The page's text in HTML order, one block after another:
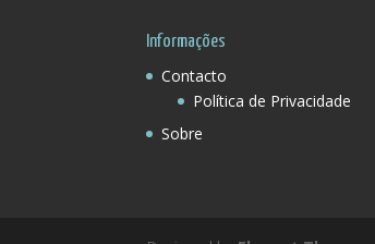
Informações
Contacto
Política de Privacidade
Sobre